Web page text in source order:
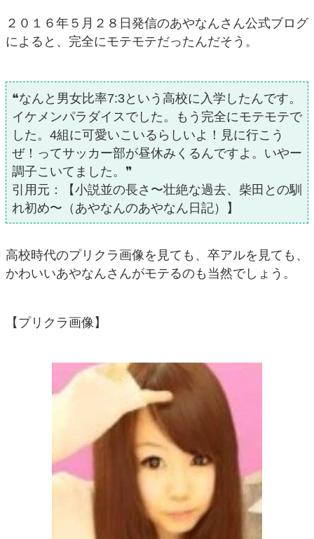
２０１６年５月２８日発信のあやなんさん公式ブログ
によると、完全にモテモテだったんだそう。
❝なんと男女比率7:3という高校に入学したんです。
イケメンパラダイスでした。もう完全にモテモテで
した。4組に可愛いこいるらしいよ！見に行こう
ぜ！ってサッカー部が昼休みくるんですよ。いやー
調子こいてました。❞
引用元：【小説並の長さ〜壮絶な過去、柴田との馴
れ初め〜（あやなんのあやなん日記）】
高校時代のプリクラ画像を見ても、卒アルを見ても、
かわいいあやなんさんがモテるのも当然でしょう。
【プリクラ画像】